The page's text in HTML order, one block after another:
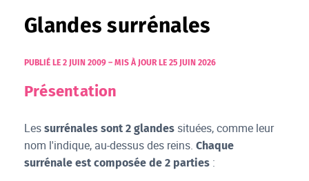
Glandes surrénales
PUBLIÉ LE 2 JUIN 2009 – MIS À JOUR LE 25 JUIN 2026
Présentation
Lessurrénales sont 2 glandes situées, comme leur
nom l'indique, au-dessus des reins.Chaque
surrénale est composée de 2 parties :